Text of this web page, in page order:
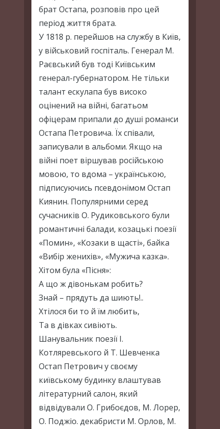
брат Остапа, розповів про цей
період життя брата.
У 1818 р. перейшов на службу в Київ,
у військовий госпіталь. Генерал М.
Раєвський був тоді Київським
генерал-губернатором. Не тільки
талант ескулапа був високо
оцінений на війні, багатьом
офіцерам припали до душі романси
Остапа Петровича. Їх співали,
записували в альбоми. Якщо на
війні поет віршував російською
мовою, то вдома – українською,
підписуючись псевдонімом Остап
Киянин. Популярними серед
сучасників О. Рудиковського були
романтичні балади, козацькі поезії
«Помин», «Козаки в щасті», байка
«Вибір женихів», «Мужича казка».
Хітом була «Пісня»:
А що ж дівонькам робить?
Знай – прядуть да шиють!..
Хтілося би то й їм любить,
Та в дівках сивіють.
Шанувальник поезії І.
Котляревського й Т. Шевченка
Остап Петрович у своєму
київському будинку влаштував
літературний салон, який
відвідували О. Грибоєдов, М. Лорер,
О. Поджіо. декабристи М. Орлов, М.